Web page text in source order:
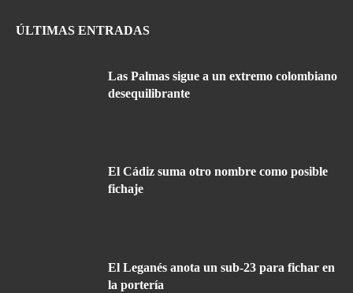
ÚLTIMAS ENTRADAS
Las Palmas sigue a un extremo colombiano
desequilibrante
El Cádiz suma otro nombre como posible
fichaje
El Leganés anota un sub-23 para fichar en
la portería